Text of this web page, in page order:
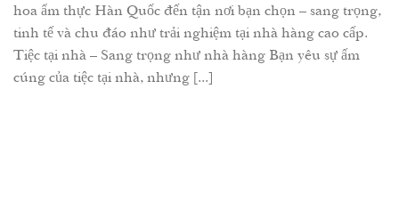
hoa ẩm thực Hàn Quốc đến tận nơi bạn chọn – sang trọng,
tinh tế và chu đáo như trải nghiệm tại nhà hàng cao cấp.
Tiệc tại nhà – Sang trọng như nhà hàng Bạn yêu sự ấm
cúng của tiệc tại nhà, nhưng [...]